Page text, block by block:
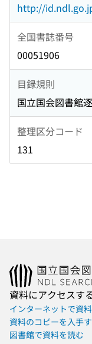
http://
全国書誌番号
00051906
目録規則
国立国会図書館
整理区分コード
131
資料にアクセスす
インターネットで資
資料のコピーを入手
図書館で資料を読む